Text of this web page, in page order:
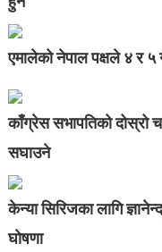
एमालेको नेपाल पक्षले ४ र ५
काँग्रेस सभापतिको दोस्रो
सघाउने
केन्या सिरिजका लागि
घोषणा